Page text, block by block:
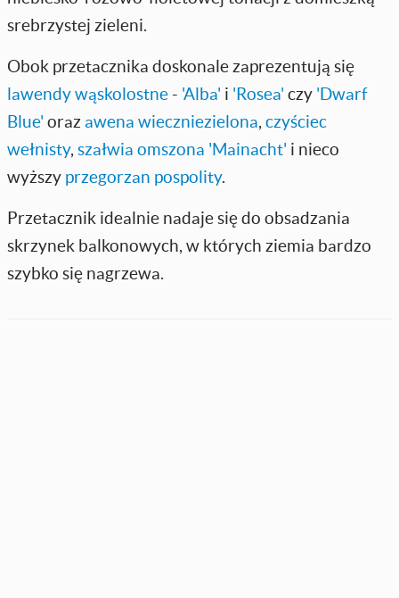
srebrzystej zieleni.
Obok przetacznika doskonale zaprezentują się
lawendy wąskolostne - 'Alba' i 'Rosea' czy 'Dwarf
Blue' oraz awena wieczniezielona, czyściec
wełnisty, szałwia omszona 'Mainacht' i nieco
wyższy przegorzan pospolity.
Przetacznik idealnie nadaje się do obsadzania
skrzynek balkonowych, w których ziemia bardzo
szybko się nagrzewa.